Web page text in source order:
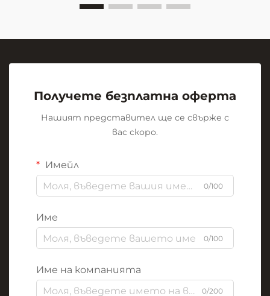
Получете безплатна оферта
Нашият представител ще се свърже с
вас скоро.
Имейл
0/100
Име
0/100
Име на компанията
0/200